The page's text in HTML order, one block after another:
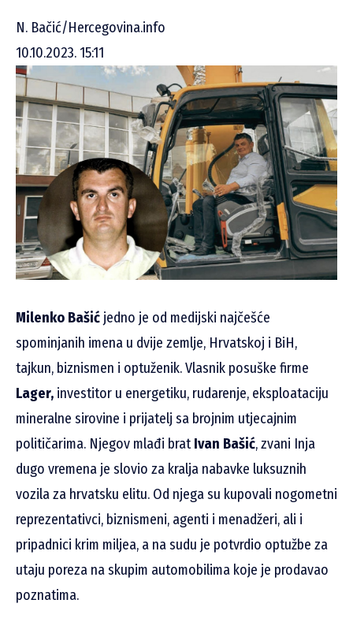
N. Bačić/Hercegovina.info
10.10.2023. 15:11
Milenko Bašić jedno je od medijski najčešće
spominjanih imena u dvije zemlje, Hrvatskoj i BiH,
tajkun, biznismen i optuženik. Vlasnik posuške firme
Lager, investitor u energetiku, rudarenje, eksploataciju
mineralne sirovine i prijatelj sa brojnim utjecajnim
političarima. Njegov mlađi bratIvan Bašić, zvani Inja
dugo vremena je slovio za kralja nabavke luksuznih
vozila za hrvatsku elitu. Od njega su kupovali nogometni
reprezentativci, biznismeni, agenti i menadžeri, ali i
pripadnici krim miljea, a na sudu je potvrdio optužbe za
utaju poreza na skupim automobilima koje je prodavao
poznatima.